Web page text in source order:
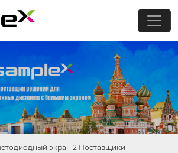
экран 2 Поставщики